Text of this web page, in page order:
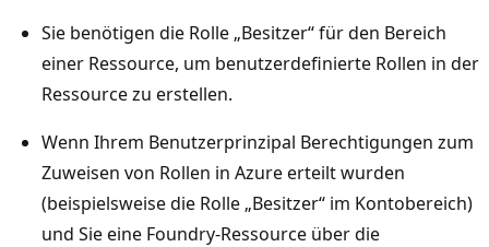
Sie benötigen die Rolle „Besitzer“ für den Bereich
einer Ressource, um benutzerdefinierte Rollen in der
Ressource zu erstellen.
Wenn Ihrem Benutzerprinzipal Berechtigungen zum
Zuweisen von Rollen in Azure erteilt wurden
(beispielsweise die Rolle „Besitzer“ im Kontobereich)
und Sie eine Foundry-Ressource über die